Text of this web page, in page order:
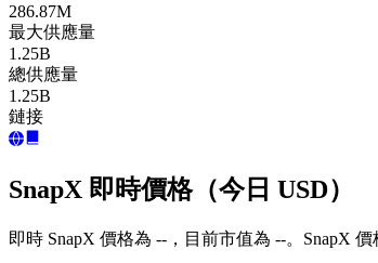
286.87M
最大供應量
1.25B
總供應量
1.25B
鏈接
SnapX 即時價格（今日 USD）
即時 SnapX 價格為 --，目前市值為 --。SnapX